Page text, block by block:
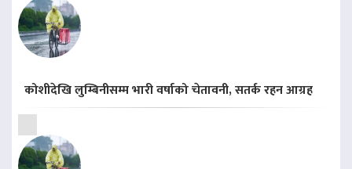
कोशीदेखि लुम्बिनीसम्म भारी वर्षाको चेतावनी, सतर्क रहन आग्रह